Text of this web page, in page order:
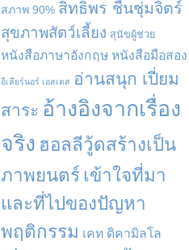
สภาพ 90% สิทธิพร ชื่นชุ่มจิตร์
สุขภาพสัตว์เลี้ยง สุนัขผู้ช่วย
หนังสือภาษาอังกฤษ หนังสือมือสอง
อีเลียร์นอร์ เอสเตส อ่านสนุก เปี่ยม
สาระ อ้างอิงจากเรื่อง
จริง ฮอลลีวู้ดสร้างเป็น
ภาพยนตร์ เข้าใจที่มา
และที่ไปของปัญหา
พฤติกรรม เคท ดิคามิลโล